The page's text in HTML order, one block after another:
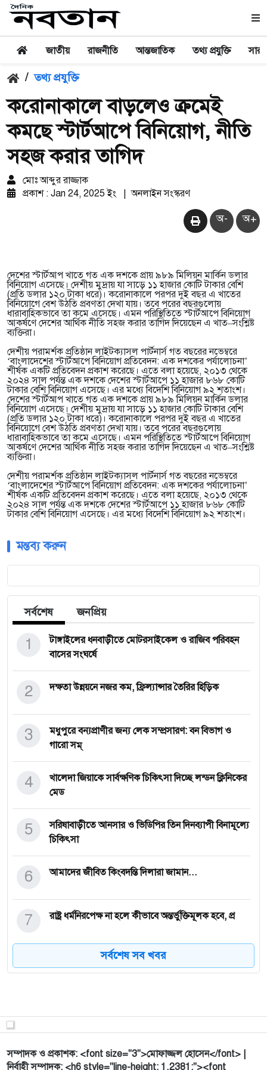
জাতীয় রাজনীতি আন্তজাতিক তথ্য প্রযুক্তি
/ তথ্য প্রযুক্তি
করোনাকালে বাড়লেও ক্রমেই
কমছে স্টার্টআপে বিনিয়োগ, নীতি
সহজ করার তাগিদ
মোঃ আব্দুর রাজ্জাক
প্রকাশ : Jan 24, 2025 ইং
অনলাইন সংস্করণ
অ- অ+
দেশের স্টার্টআপ খাতে গত এক দশকে প্রায় ৯৮৯ মিলিয়ন মার্কিন ডলার
বিনিয়োগ এসেছে। দেশীয় মুদ্রায় যা সাড়ে ১১ হাজার কোটি টাকার বেশি
(প্রতি ডলার ১২০ টাকা ধরে)। করোনাকালে পরপর দুই বছর এ খাতের
বিনিয়োগে বেশ উঠতি প্রবণতা দেখা যায়। তবে পরের বছরগুলোয়
ধারাবাহিকভাবে তা কমে এসেছে। এমন পরিস্থিতিতে স্টার্টআপে বিনিয়োগ
আকর্ষণে দেশের আর্থিক নীতি সহজ করার তাগিদ দিয়েছেন এ খাত–সংশ্লিষ্ট
ব্যক্তিরা।
দেশীয় পরামর্শক প্রতিষ্ঠান লাইটক্যাসল পার্টনার্স গত বছরের নভেম্বরে
‘বাংলাদেশের স্টার্টআপে বিনিয়োগ প্রতিবেদন: এক দশকের পর্যালোচনা’
শীর্ষক একটি প্রতিবেদন প্রকাশ করেছে। এতে বলা হয়েছে, ২০১৩ থেকে
২০২৪ সাল পর্যন্ত এক দশকে দেশের স্টার্টআপে ১১ হাজার ৮৬৮ কোটি
টাকার বেশি বিনিয়োগ এসেছে। এর মধ্যে বিদেশি বিনিয়োগ ৯২ শতাংশ।
দেশের স্টার্টআপ খাতে গত এক দশকে প্রায় ৯৮৯ মিলিয়ন মার্কিন ডলার
বিনিয়োগ এসেছে। দেশীয় মুদ্রায় যা সাড়ে ১১ হাজার কোটি টাকার বেশি
(প্রতি ডলার ১২০ টাকা ধরে)। করোনাকালে পরপর দুই বছর এ খাতের
বিনিয়োগে বেশ উঠতি প্রবণতা দেখা যায়। তবে পরের বছরগুলোয়
ধারাবাহিকভাবে তা কমে এসেছে। এমন পরিস্থিতিতে স্টার্টআপে বিনিয়োগ
আকর্ষণে দেশের আর্থিক নীতি সহজ করার তাগিদ দিয়েছেন এ খাত–সংশ্লিষ্ট
ব্যক্তিরা।
দেশীয় পরামর্শক প্রতিষ্ঠান লাইটক্যাসল পার্টনার্স গত বছরের নভেম্বরে
‘বাংলাদেশের স্টার্টআপে বিনিয়োগ প্রতিবেদন: এক দশকের পর্যালোচনা’
শীর্ষক একটি প্রতিবেদন প্রকাশ করেছে। এতে বলা হয়েছে, ২০১৩ থেকে
২০২৪ সাল পর্যন্ত এক দশকে দেশের স্টার্টআপে ১১ হাজার ৮৬৮ কোটি
টাকার বেশি বিনিয়োগ এসেছে। এর মধ্যে বিদেশি বিনিয়োগ ৯২ শতাংশ।
মন্তব্য করুন
সর্বশেষ জনপ্রিয়
টাঙ্গাইলের ধনবাড়ীতে মোটরসাইকেল ও রাজিব পরিবহন
বাসের সংঘর্ষে
1
দক্ষতা উন্নয়নে নজর কম, ফ্রিল্যান্সার তৈরির হিড়িক
2
মধুপুরে বন্যপ্রাণীর জন্য লেক সম্প্রসারণ: বন বিভাগ ও
গারো সম্
3
খালেদা জিয়াকে সার্বক্ষণিক চিকিৎসা দিচ্ছে লন্ডন ক্লিনিকের
মেড
4
সরিষাবাড়ীতে আনসার ও ভিডিপির তিন দিনব্যাপী বিনামূল্যে
চিকিৎসা
5
আমাদের জীবিত কিংবদন্তি দিলারা জামান...
6
রাষ্ট্র ধর্মনিরপেক্ষ না হলে কীভাবে অন্তর্ভুক্তিমূলক হবে, প্র
7
করোনাকালে বাড়লেও ক্রমেই কমছে স্টার্টআপে বিনিয়োগ,
নীতি সহজ কর
8
গণপরিবহন পাবে পর্যাপ্ত তেল, উঠে যাচ্ছে রেশনিং পদ্ধতি:
10
সর্বশেষ সব খবর
সম্পাদক ও প্রকাশক: <font size="3">মোফাজ্জল হোসেন</font> |
নির্বাহী সম্পাদক: <h6 style="line-height: 1.2381;"><font